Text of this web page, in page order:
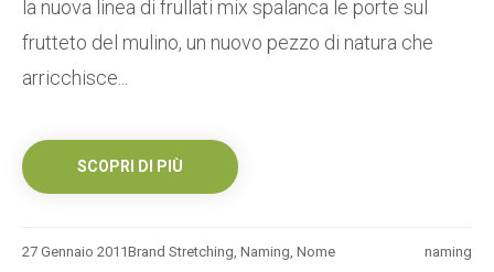
la nuova linea di frullati mix spalanca le porte sul
frutteto del mulino, un nuovo pezzo di natura che
arricchisce...
SCOPRI DI PIÙ
27 Gennaio 2011 naming
Brand Stretching Naming Nome